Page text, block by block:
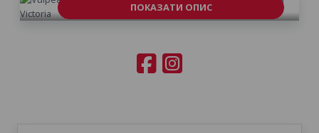
ПОКАЗАТИ ОПИС